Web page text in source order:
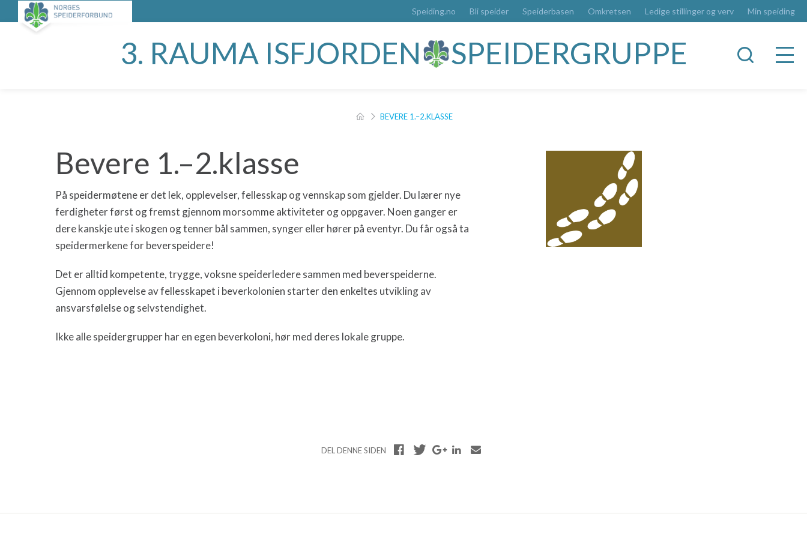
Speiding.no Bli speider Speiderbasen Omkretsen Ledige stillinger og verv Min speiding
3. RAUMA ISFJORDEN SPEIDERGRUPPE
BEVERE 1.–2.KLASSE
Bevere 1.–2.klasse
På speidermøtene er det lek, opplevelser, fellesskap og vennskap som gjelder. Du lærer nye
ferdigheter først og fremst gjennom morsomme aktiviteter og oppgaver. Noen ganger er
dere kanskje ute i skogen og tenner bål sammen, synger eller hører på eventyr. Du får også ta
speidermerkene for beverspeidere!
Det er alltid kompetente, trygge, voksne speiderledere sammen med beverspeiderne.
Gjennom opplevelse av fellesskapet i beverkolonien starter den enkeltes utvikling av
ansvarsfølelse og selvstendighet.
Ikke alle speidergrupper har en egen beverkoloni, hør med deres lokale gruppe.
DEL DENNE SIDEN